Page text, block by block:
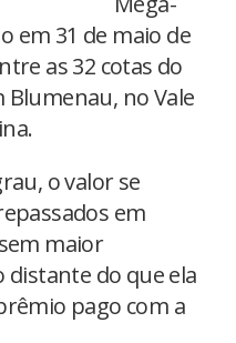
em 31 de maio de
as 32 cotas do
no Vale
o valor se
em
maior
distante do que ela
pago com a